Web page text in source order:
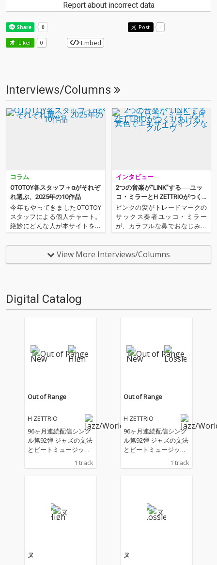
Report about incorrect data
Post -
Like! 0 Embed
Interviews/Columns
コラム
OTOTOY各スタッフ＋αがそれぞ
れ選ぶ、2025年の10作品
今年もやってきましたOTOTOY
スタッフによる個人チャート。
絶妙にどんな人が本サイトを運
営しているのか？ そんな自己
紹介もちょっとかねておりま
す。2025年は、それぞれなにを
聴いてOTOTOYを作っていたの
インタビュー
2つの音楽が“LINK”する──ユッ
コ・ミラーとH ZETTRIOがつく
りあげる、異色でエキサイティ
ングなグルーヴ
ピンクの髪がトレードマークの
サックス奏者ユッコ・ミラー
が、カラフルな鼻でおなじみの
ピアノ・トリオ、H ZETTRIOと
手を組んだ。実力派同士の異色
のタッグが作り上げた楽曲群
は、それぞれが5曲ずつ書き下
View More Interviews/Columns
Digital Catalog
Out of Range
H ZETTRIO
96ヶ月連続配信シング
ル第92弾 ジャズの文法
とビートミュージック
的な一曲 目まぐるしく
能な領域へと広がって
1 track
Out of Range
H ZETTRIO
96ヶ月連続配信シング
ル第92弾 ジャズの文法
とビートミュージック
の感覚が交錯する実験
的な一曲 目まぐるしく
能な領域へと広がって
1 track
ヌ ヌ